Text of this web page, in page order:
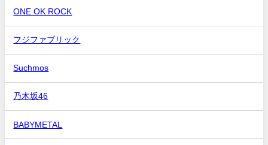
ONE OK ROCK
フジファブリック
Suchmos
乃木坂46
BABYMETAL